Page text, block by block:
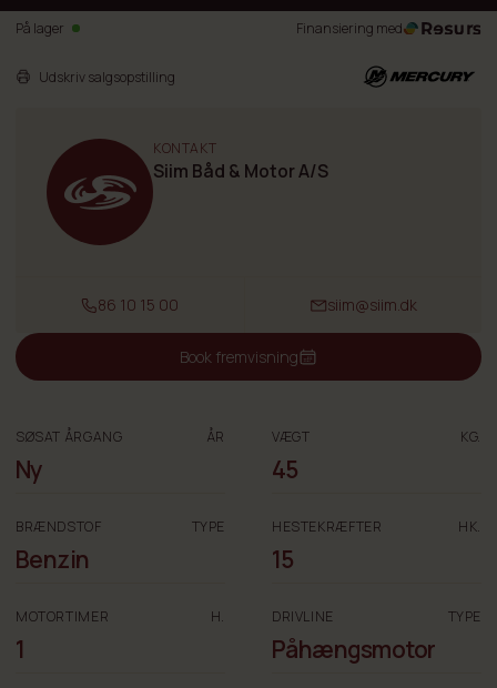
På lager Finansiering med
Udskriv salgsopstilling
KONTAKT
Siim Båd & Motor A/S
86 10 15 00 siim@siim.dk
Book fremvisning
SØSAT ÅRGANG ÅR
Ny
VÆGT KG.
45
BRÆNDSTOF TYPE
Benzin
HESTEKRÆFTER HK.
15
MOTORTIMER H.
1
DRIVLINE TYPE
Påhængsmotor